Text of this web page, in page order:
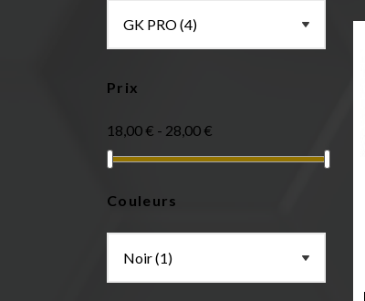
Prix
18,00 € - 28,00 €
Couleurs